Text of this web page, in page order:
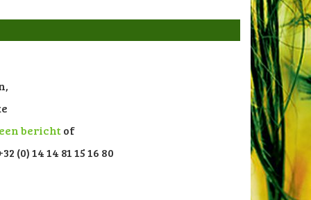
berichtof
(0) 14 14 81 15 16 80